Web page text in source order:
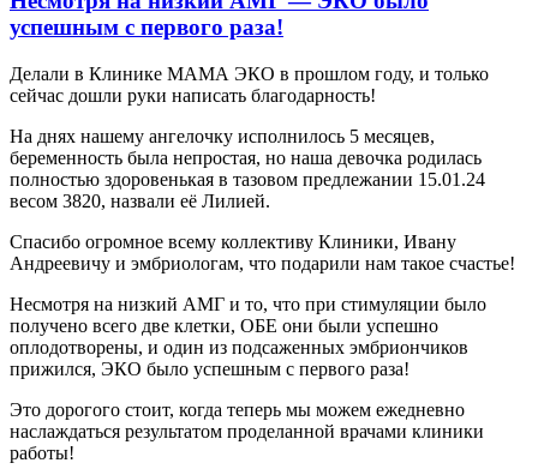
успешным с первого раза!
Делали в Клинике МАМА ЭКО в прошлом году, и только
сейчас дошли руки написать благодарность!
На днях нашему ангелочку исполнилось 5 месяцев,
беременность была непростая, но наша девочка родилась
полностью здоровенькая в тазовом предлежании 15.01.24
весом 3820, назвали её Лилией.
Спасибо огромное всему коллективу Клиники, Ивану
Андреевичу и эмбриологам, что подарили нам такое счастье!
Несмотря на низкий АМГ и то, что при стимуляции было
получено всего две клетки, ОБЕ они были успешно
оплодотворены, и один из подсаженных эмбриончиков
прижился, ЭКО было успешным с первого раза!
Это дорогого стоит, когда теперь мы можем ежедневно
наслаждаться результатом проделанной врачами клиники
работы!